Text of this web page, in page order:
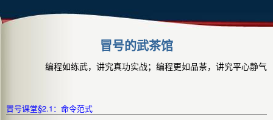
冒号的武茶馆
编程如练武，讲究真功实战；编程更如品茶，讲究平心静气
冒号课堂§2.1：命令范式